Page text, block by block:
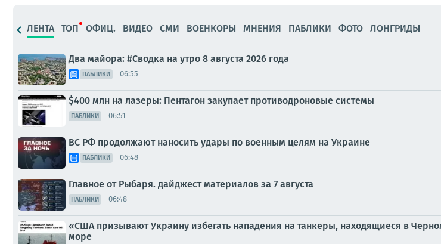
ЛЕНТА ТОП ОФИЦ. ВИДЕО СМИ ВОЕНКОРЫ МНЕНИЯ ПАБЛИКИ ФОТО ЛОНГРИДЫ
Два майора: #Сводка на утро 8 августа 2026 года
ПАБЛИКИ 06:55
$400 млн на лазеры: Пентагон закупает противодроновые системы
ПАБЛИКИ 06:51
ВС РФ продолжают наносить удары по военным целям на Украине
ПАБЛИКИ 06:48
Главное от Рыбаря. дайджест материалов за 7 августа
ПАБЛИКИ 06:48
«США призывают Украину избегать нападения на танкеры, находящиеся в
море